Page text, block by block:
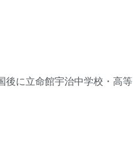
後に立命館宇治中学校・高等